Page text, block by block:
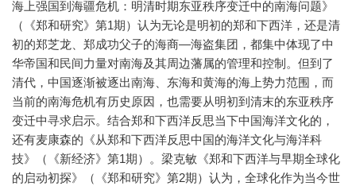
海上强国到海疆危机：明清时期东亚秩序变迁中的南海问题》
（《郑和研究》第1期）认为无论是明初的郑和下西洋，还是清
初的郑芝龙、郑成功父子的海商—海盗集团，都集中体现了中
华帝国和民间力量对南海及其周边藩属的管理和控制。但到了
清代，中国逐渐被逐出南海、东海和黄海的海上势力范围，而
当前的南海危机有历史原因，也需要从明初到清末的东亚秩序
变迁中寻求启示。结合郑和下西洋反思当下中国海洋文化的，
还有麦康森的《从郑和下西洋反思中国的海洋文化与海洋科
技》（《新经济》第1期）。梁克敏《郑和下西洋与早期全球化
的启动初探》（《郑和研究》第2期）认为，全球化作为当今世